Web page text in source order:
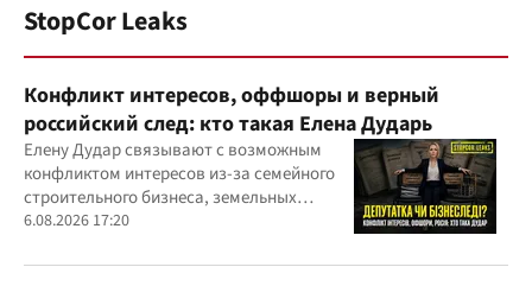
StopCor Leaks
Конфликт интересов, оффшоры и верный
российский след: кто такая Елена Дударь
Елену Дудар связывают с возможным
конфликтом интересов из-за семейного
строительного бизнеса, земельных
скандалов, судебных дел
6.08.2026 17:20